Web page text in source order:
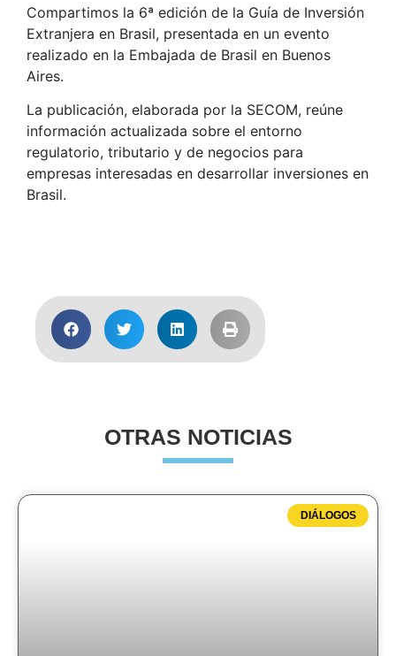
Compartimos la 6ª edición de la Guía de Inversión
Extranjera en Brasil, presentada en un evento
realizado en la Embajada de Brasil en Buenos
Aires.
La publicación, elaborada por la SECOM, reúne
información actualizada sobre el entorno
regulatorio, tributario y de negocios para
empresas interesadas en desarrollar inversiones en
Brasil.
OTRAS NOTICIAS
DIÁLOGOS